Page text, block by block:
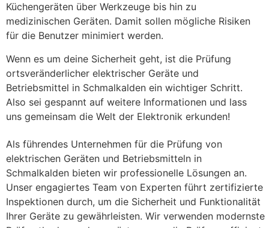
Küchengeräten über Werkzeuge bis hin zu
medizinischen Geräten. Damit sollen mögliche Risiken
für die Benutzer minimiert werden.
Wenn es um deine Sicherheit geht, ist die Prüfung
ortsveränderlicher elektrischer Geräte und
Betriebsmittel in Schmalkalden ein wichtiger Schritt.
Also sei gespannt auf weitere Informationen und lass
uns gemeinsam die Welt der Elektronik erkunden!
Als führendes Unternehmen für die Prüfung von
elektrischen Geräten und Betriebsmitteln in
Schmalkalden bieten wir professionelle Lösungen an.
Unser engagiertes Team von Experten führt zertifizierte
Inspektionen durch, um die Sicherheit und Funktionalität
Ihrer Geräte zu gewährleisten. Wir verwenden modernste